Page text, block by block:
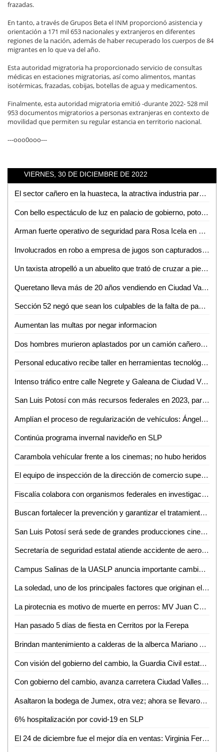
frazadas.
En tanto, a través de Grupos Beta el INM proporcionó asistencia y
orientación a 171 mil 653 nacionales y extranjeros en diferentes
regiones de la nación, además de haber recuperado los cuerpos de 84
migrantes en lo que va del año.
Esta autoridad migratoria ha proporcionado servicio de consultas
médicas en estaciones migratorias, así como alimentos, mantas
isotérmicas, frazadas, cobijas, botellas de agua y medicamentos.
Finalmente, esta autoridad migratoria emitió -durante 2022- 528 mil
953 documentos migratorios a personas extranjeras en contexto de
movilidad que permiten su regular estancia en territorio nacional.
---ooo0ooo---
VIERNES, 30 DE DICIEMBRE DE 2022
El sector cañero en la huasteca, la atractiva industria para sembrar terror
Con bello espectáculo de luz en palacio de gobierno, potosinos despiden el 2022
Arman fuerte operativo de seguridad para Rosa Icela en su visita a la huasteca; ni AMLO lo tiene
Involucrados en robo a empresa de jugos son capturados por Fiscalía
Un taxista atropelló a un abuelito que trató de cruzar a pie la Carretera al Ingenio
Queretano lleva más de 20 años vendiendo en Ciudad Valles
Sección 52 negó que sean los culpables de la falta de pago a trabajadores
Aumentan las multas por negar informacion
Dos hombres murieron aplastados por un camión cañero en Ébano
Personal educativo recibe taller en herramientas tecnológicas para la educación
Intenso tráfico entre calle Negrete y Galeana de Ciudad Valles
San Luis Potosí con más recursos federales en 2023, para seguir brindando altos niveles de seguridad: Aguilar Piña
Amplían el proceso de regularización de vehículos: Ángel Altamirano
Continúa programa invernal navideño en SLP
Carambola vehícular frente a los cinemas; no hubo heridos
El equipo de inspección de la dirección de comercio supervisa operativo cohetón, habrá cero tolerancia a comerciantes que infrinjan el reglamento
Fiscalía colabora con organismos federales en investigación de accidente aéreo
Buscan fortalecer la prevención y garantizar el tratamiento del cáncer en niñas, niños y adolescentes
San Luis Potosí será sede de grandes producciones cinematográficas en 2023: Sectur
Secretaría de seguridad estatal atiende accidente de aeronave en el municipio de venado
Campus Salinas de la UASLP anuncia importante cambio en la oferta educativa
La soledad, uno de los principales factores que originan el suicidio en fin de año: Asaf Salathiel
La pirotecnia es motivo de muerte en perros: MV Juan Carlos Barrios
Han pasado 5 días de fiesta en Cerritos por la Ferepa
Brindan mantenimiento a calderas de la alberca Mariano Arista
Con visión del gobierno del cambio, la Guardia Civil estatal obtiene históricos resultados y profunda consolidación en este 2022
Con gobierno del cambio, avanza carretera Ciudad Valles-El Naranjo
Asaltaron la bodega de Jumex, otra vez; ahora se llevaron 150 mil en efectivo
6% hospitalización por covid-19 en SLP
El 24 de diciembre fue el mejor día en ventas: Virginia Fernández